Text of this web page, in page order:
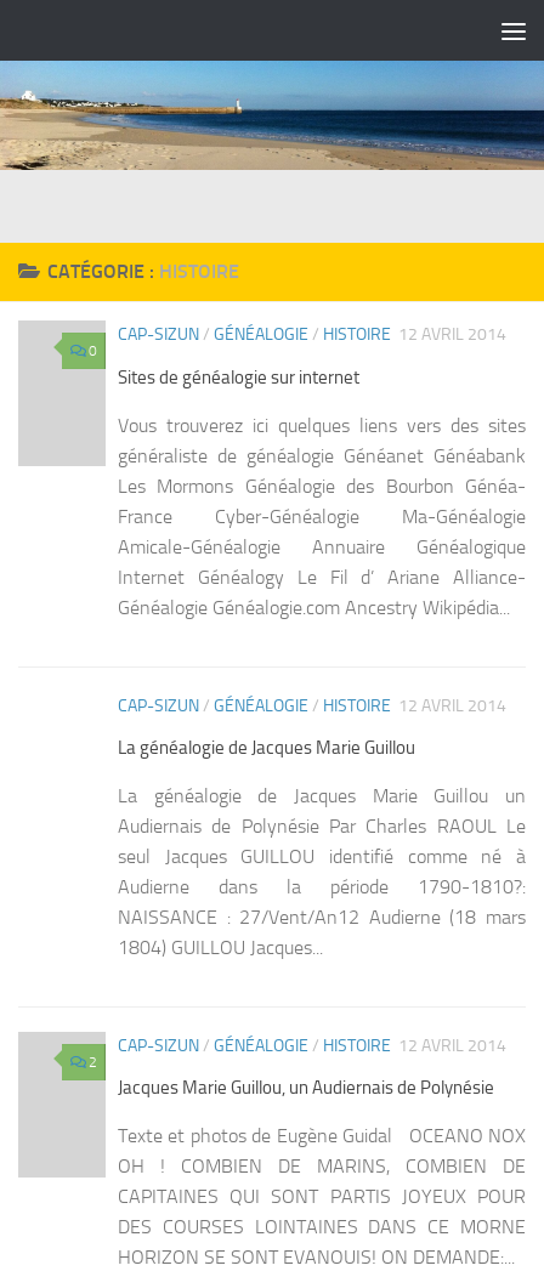
CATÉGORIE : HISTOIRE
0
CAP-SIZUN/ GÉNÉALOGIE / HISTOIRE 12 AVRIL 2014
Sites de généalogie sur internet
Vous trouverez ici quelques liens vers des sites
généraliste de généalogie Généanet Généabank
Les Mormons Généalogie des Bourbon Généa-
France Cyber-Généalogie Ma-Généalogie
Amicale-Généalogie Annuaire Généalogique
Internet Généalogy Le Fil d’ Ariane Alliance-
Généalogie Généalogie.com Ancestry Wikipédia...
CAP-SIZUN/ GÉNÉALOGIE / HISTOIRE 12 AVRIL 2014
La généalogie de Jacques Marie Guillou
La généalogie de Jacques Marie Guillou un
Audiernais de Polynésie Par Charles RAOUL Le
seul Jacques GUILLOU identifié comme né à
Audierne dans la période 1790-1810?:
NAISSANCE : 27/Vent/An12 Audierne (18 mars
1804) GUILLOU Jacques...
2
CAP-SIZUN/ GÉNÉALOGIE / HISTOIRE 12 AVRIL 2014
Jacques Marie Guillou, un Audiernais de Polynésie
Texte et photos de Eugène Guidal OCEANO NOX
OH ! COMBIEN DE MARINS, COMBIEN DE
CAPITAINES QUI SONT PARTIS JOYEUX POUR
DES COURSES LOINTAINES DANS CE MORNE
HORIZON SE SONT EVANOUIS! ON DEMANDE:...